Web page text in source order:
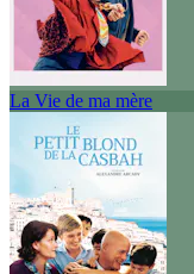
La Vie de ma mère